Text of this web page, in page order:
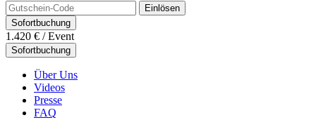
Einlösen
Sofortbuchung
1.420 € / Event
Sofortbuchung
Über Uns
Videos
Presse
FAQ